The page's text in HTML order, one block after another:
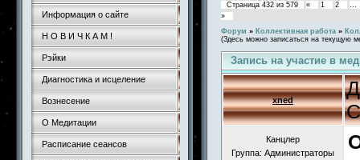
Информация о сайте
Н О В И Ч К А М !
Рэйки
Диагностика и исцеление
Вознесение
О Медитации
Расписание сеансов
Страница 432 из 579 « 1 2
…
»
Форум » Коллективная работа »
(Здесь можно записаться на текущую
Запись на участие в
xned
Канцлер
Группа: Администраторы